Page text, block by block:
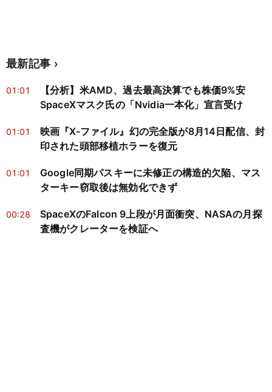
最新記事
01:01
【分析】米AMD、過去最高決算でも株価9%安
SpaceXマスク氏の「Nvidia一本化」宣言受け
01:01
映画『X-ファイル』幻の完全版が8月14日配信、封
印された頭部移植ホラーを復元
01:01
Google同期パスキーに未修正の構造的欠陥、マス
ターキー窃取後は無効化できず
00:28
SpaceXのFalcon 9上段が月面衝突、NASAの月探
査機がクレーターを検証へ